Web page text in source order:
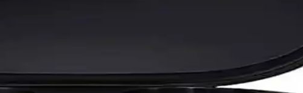
sunar, kompakt tasarımıyla kullanım kolaylığı sağlar ve çoklu
araçları ve teknolojik gelişmelerden faydalanın, stabil ve hızlı internet
Uygulamalar